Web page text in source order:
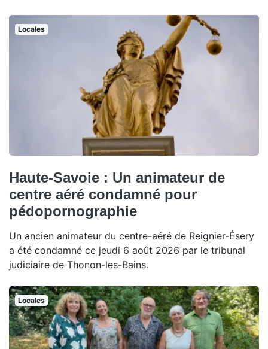
Locales
Haute-Savoie : Un animateur de
centre aéré condamné pour
pédopornographie
Un ancien animateur du centre-aéré de Reignier-Ésery
a été condamné ce jeudi 6 août 2026 par le tribunal
judiciaire de Thonon-les-Bains.
Locales